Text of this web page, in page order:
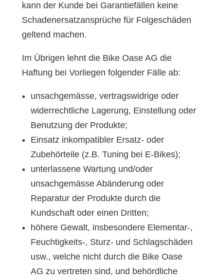
kann der Kunde bei Garantiefällen keine
Schadenersatzansprüche für Folgeschäden
geltend machen.
Im Übrigen lehnt die Bike Oase AG die
Haftung bei Vorliegen folgender Fälle ab:
unsachgemässe, vertragswidrige oder
widerrechtliche Lagerung, Einstellung oder
Benutzung der Produkte;
Einsatz inkompatibler Ersatz- oder
Zubehörteile (z.B. Tuning bei E-Bikes);
unterlassene Wartung und/oder
unsachgemässe Abänderung oder
Reparatur der Produkte durch die
Kundschaft oder einen Dritten;
höhere Gewalt, insbesondere Elementar-,
Feuchtigkeits-, Sturz- und Schlagschäden
usw., welche nicht durch die Bike Oase
AG zu vertreten sind, und behördliche